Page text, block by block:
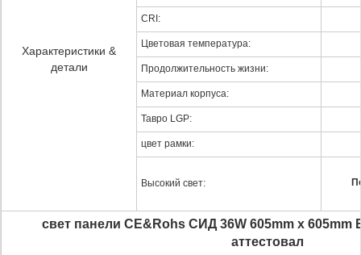
Характеристики &
детали
CRI:
Цветовая температура:
Продолжительность жизни:
Материал корпуса:
Тавро LGP:
цвет рамки:
Высокий свет:
свет панели CE&Rohs СИД 36W 605mm x 605mm
аттестовал